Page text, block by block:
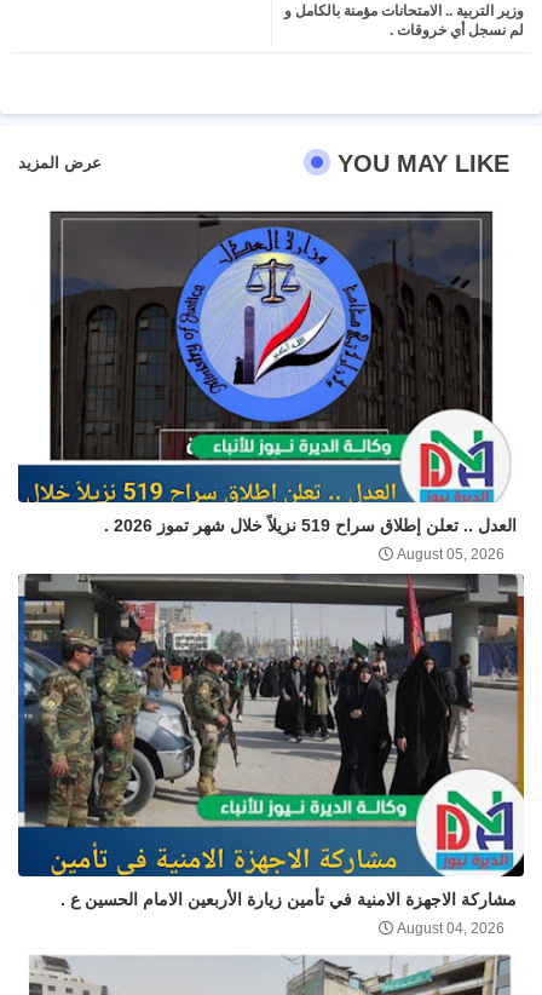
ter atsa
وزير التربية .. الامتحانات مؤمنة بالكامل و
لم نسجل أي خروقات .
YOU MAY LIKE عرض المزيد
العدل .. تعلن إطلاق سراح 519 نزيلاً خلال شهر تموز 2026 .
August 05, 2026
مشاركة الاجهزة الامنية في تأمين زيارة الأربعين الامام الحسين ع .
August 04, 2026